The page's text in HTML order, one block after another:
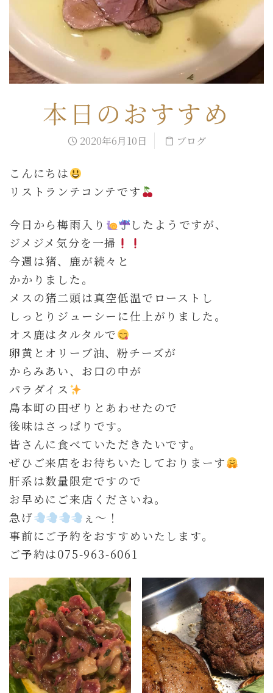
本日のおすすめ
2020年6月10日 ブログ
こんにちは
リストランテコンテです
今日から梅雨入り
したようですが、
ジメジメ気分を一掃
今週は猪、鹿が続々と
かかりました。
メスの猪二頭は真空低温でローストし
しっとりジューシーに仕上がりました。
オス鹿はタルタルで
卵黄とオリーブ油、粉チーズが
からみあい、お口の中が
パラダイス
島本町の田ぜりとあわせたので
後味はさっぱりです。
皆さんに食べていただきたいです。
ぜひご来店をお待ちいたしておりまーす
肝系は数量限定ですので
お早めにご来店くださいね。
急げ
ぇ〜！
事前にご予約をおすすめいたします。
ご予約は075-963-6061